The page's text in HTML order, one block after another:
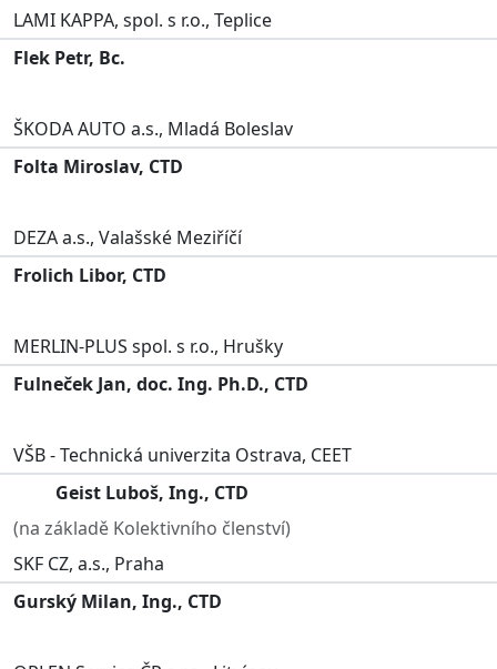
LAMI KAPPA, spol. s r.o., Teplice
Flek Petr, Bc.
ŠKODA AUTO a.s., Mladá Boleslav
Folta Miroslav, CTD
DEZA a.s., Valašské Meziříčí
Frolich Libor, CTD
MERLIN-PLUS spol. s r.o., Hrušky
Fulneček Jan, doc. Ing. Ph.D., CTD
VŠB - Technická univerzita Ostrava, CEET
Geist Luboš, Ing., CTD
(na základě Kolektivního členství)
SKF CZ, a.s., Praha
Gurský Milan, Ing., CTD